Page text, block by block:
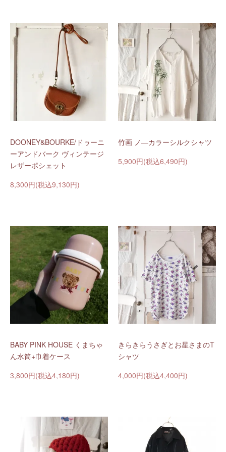
DOONEY&BOURKE/ドゥーニ
ーアンドバーク ヴィンテージ
レザーポシェット
8,300円(税込9,130円)
竹画 ノ―カラーシルクシャツ
5,900円(税込6,490円)
BABY PINK HOUSE くまちゃ
ん水筒+巾着ケース
3,800円(税込4,180円)
きらきらうさぎとお星さまのT
シャツ
4,000円(税込4,400円)